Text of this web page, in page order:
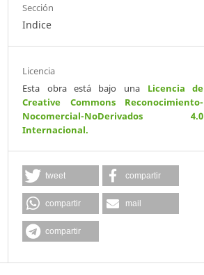
Sección
Indice
Licencia
Esta obra está bajo una Licencia de
Creative Commons Reconocimiento-
Nocomercial-NoDerivados 4.0
Internacional.
tweet compartir
compartir mail
compartir